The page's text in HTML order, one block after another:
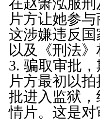
在赵箫泓服
片方让她参
这涉嫌违反
以及《刑法
3. 骗取审批
片方最初以
批进入监狱
情片。这是